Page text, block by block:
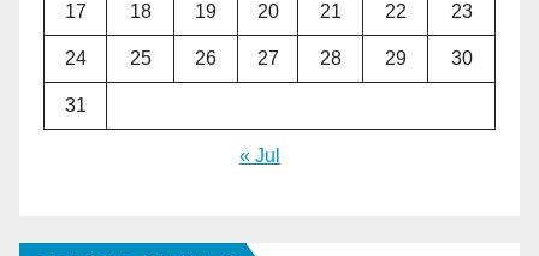
17 18 19 20 21 22 23
24 25 26 27 28 29 30
31
« Jul